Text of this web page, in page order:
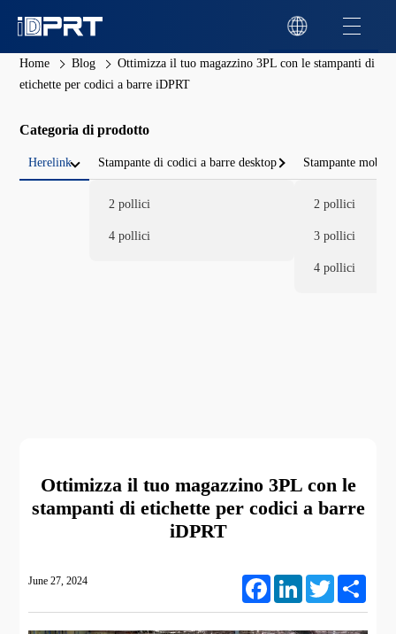
Home Blog
Ottimizza il tuo magazzino 3PL con le stampanti di
etichette per codici a barre iDPRT
Categoria di prodotto
Herelink Stampante di codici a barre desktop
2 pollici
4 pollici
Stampante
2 pollici
3 pollici
4 pollici
Ottimizza il tuo magazzino 3PL con le
stampanti di etichette per codici a barre
iDPRT
June 27, 2024 FacebookLinkedIn Twitter